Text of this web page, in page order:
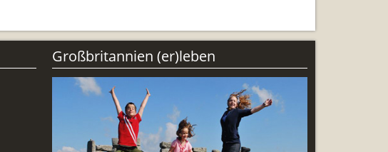
Reiseversicherung
Großbritannien (er)leben